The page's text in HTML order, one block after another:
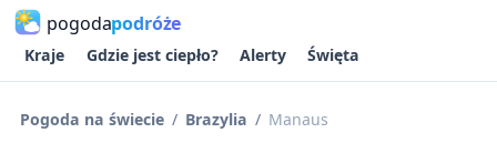
pogodapodróże
Kraje Gdzie jest ciepło? Alerty Święta
Pogoda na świecie Brazylia Manaus